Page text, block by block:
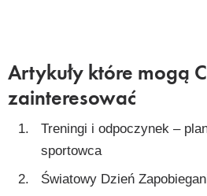
Artykuły które mogą
zainteresować
Treningi i odpoczynek –
sportowca
Światowy Dzień